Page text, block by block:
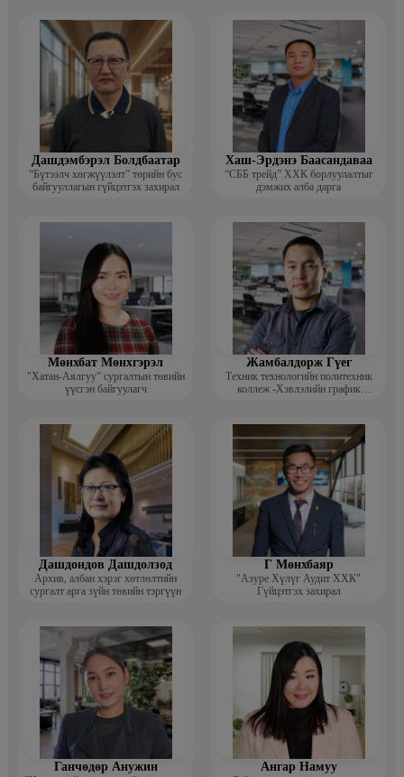
Дашдэмбэрэл Болдбаатар
“Бүтээлч хөгжүүлэлт” төрийн бус
байгууллагын гүйцэтгэх захирал
Хаш-Эрдэнэ Баасандаваа
“СББ трейд” ХХК борлуулалтыг
дэмжих алба дарга
Мөнхбат Мөнхгэрэл
"Хатан-Аялгуу" сургалтын төвийн
үүсгэн байгуулагч
Жамбалдорж Гүег
Техник технологийн политехник
коллеж -Хэвлэлийн график
Дашдондов Дашдолзод
Архив, албан хэрэг хөтлөлтийн
сургалт арга зүйн төвийн тэргүүн
Г Мөнхбаяр
"Азуре Хүлүг Аудит ХХК"
Гүйцэтгэх захирал
Ганчөдөр Анужин Ангар Намуу